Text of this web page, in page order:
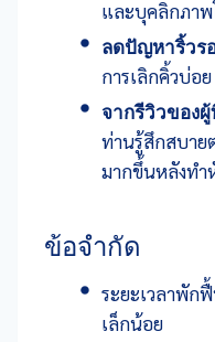
และบุคลิกภาพ
ลดปัญหาริ้วร
การเลิกคิ้วบ่อ
จากรีวิวของ
ท่านรู้สึกสบาย
มากขึ้นหลังทำ
ข้อจำกัด
ระยะเวลาพัก
เล็กน้อย